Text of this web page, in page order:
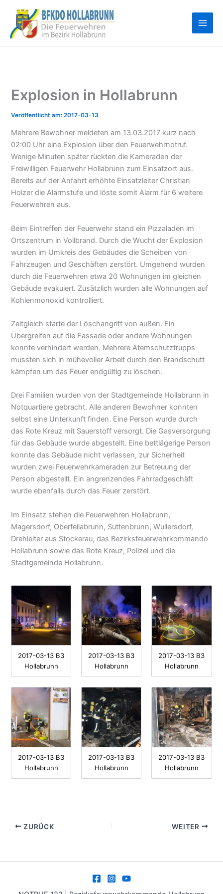
Inhalt
springen
Explosion in Hollabrunn
2017-03-13
Mehrere Bewohner meldeten am 13.03.2017 kurz nach
02:00 Uhr eine Explosion über den Feuerwehrnotruf.
Wenige Minuten später rückten die Kameraden der
Freiwilligen Feuerwehr Hollabrunn zum Einsatzort aus.
Bereits auf der Anfahrt erhöhte Einsatzleiter Christian
Holzer die Alarmstufe und löste somit Alarm für 6 weitere
Feuerwehren aus.
Beim Eintreffen der Feuerwehr stand ein Pizzaladen im
Ortszentrum in Vollbrand. Durch die Wucht der Explosion
wurden im Umkreis des Gebäudes die Scheiben von
Fahrzeugen und Geschäften zerstört. Umgehend wurden
durch die Feuerwehren etwa 20 Wohnungen im gleichen
Gebäude evakuiert. Zusätzlich wurden alle Wohnungen auf
Kohlenmonoxid kontrolliert.
Zeitgleich starte der Löschangriff von außen. Ein
Übergreifen auf die Fassade oder andere Wohnungen
konnte verhindert werden. Mehrere Atemschutztrupps
mussten sich in mühevoller Arbeit durch den Brandschutt
kämpfen um das Feuer endgültig zu löschen.
Drei Familien wurden von der Stadtgemeinde Hollabrunn in
Notquartiere gebracht. Alle anderen Bewohner konnten
selbst eine Unterkunft finden. Eine Person wurde durch
das Rote Kreuz mit Sauerstoff versorgt. Die Gasversorgung
für das Gebäude wurde abgestellt. Eine bettlägerige Person
konnte das Gebäude nicht verlassen, zur Sicherheit
wurden zwei Feuerwehrkameraden zur Betreuung der
Person abgestellt. Ein angrenzendes Fahrradgeschäft
wurde ebenfalls durch das Feuer zerstört.
Im Einsatz stehen die Feuerwehren Hollabrunn,
Magersdorf, Oberfellabrunn, Suttenbrunn, Wullersdorf,
Drehleiter aus Stockerau, das Bezirksfeuerwehrkommando
Hollabrunn sowie das Rote Kreuz, Polizei und die
Stadtgemeinde Hollabrunn.
2017-03-13 B3
Hollabrunn
2017-03-13 B3
Hollabrunn
2017-03-13 B3
Hollabrunn
2017-03-13 B3
Hollabrunn
2017-03-13 B3
Hollabrunn
2017-03-13 B3
Hollabrunn
ZURÜCK WEITER